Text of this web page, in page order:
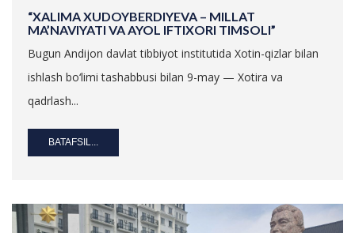
“XALIMA XUDOYBERDIYEVA – MILLAT
MA’NAVIYATI VA AYOL IFTIXORI TIMSOLI”
Bugun Andijon davlat tibbiyot institutida Xotin-qizlar bilan
ishlash bo‘limi tashabbusi bilan 9-may — Xotira va
qadrlash...
BATAFSIL...